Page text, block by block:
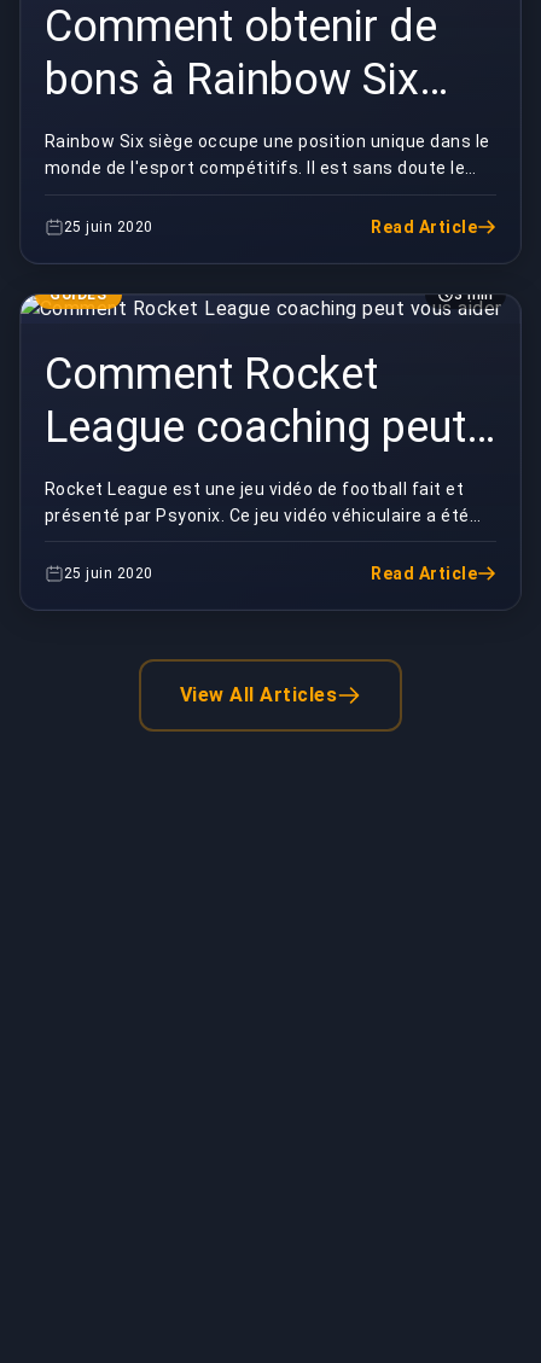
Comment obtenir de
bons à Rainbow Six
Siege
Rainbow Six siège occupe une position unique dans le
monde de l'esport compétitifs. Il est sans doute le
deuxième plus grand FPS, derrière CSGO et ...
25 juin 2020 Read Article
GUIDES 3 min
Comment Rocket
League coaching peut
vous aider
Rocket League est une jeu vidéo de football fait et
présenté par Psyonix. Ce jeu vidéo véhiculaire a été
initialement publié pour PlayStation 4 et ...
25 juin 2020 Read Article
View All Articles